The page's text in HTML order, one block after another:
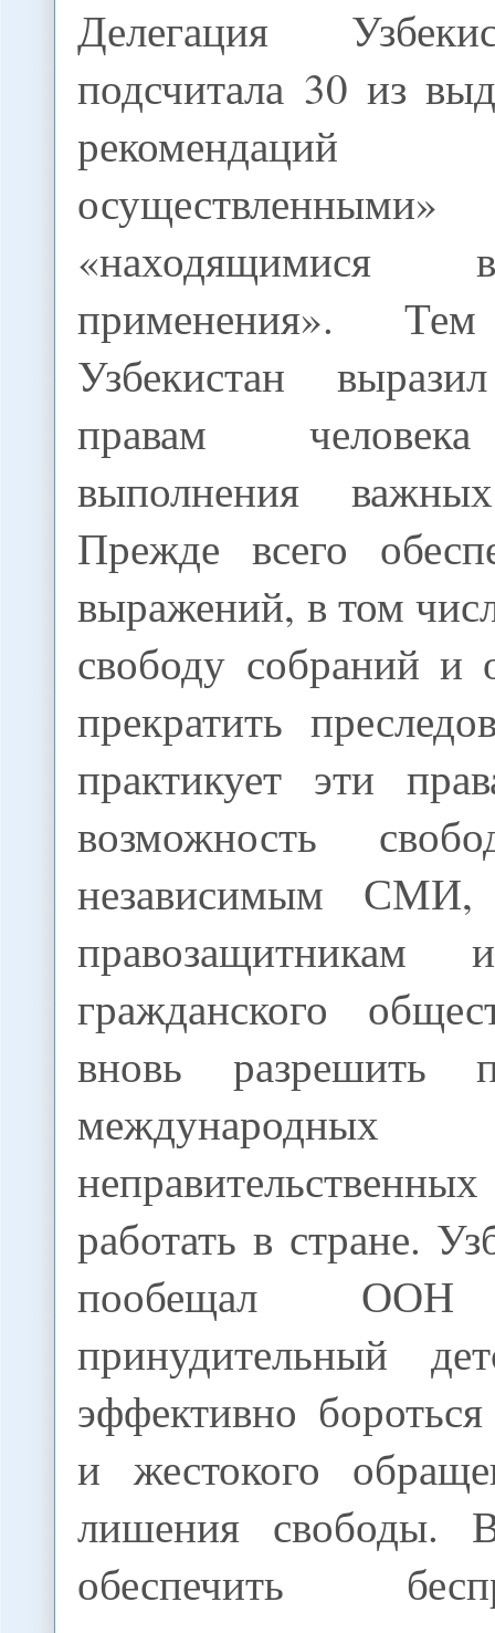
Делегация
подсчитала 30 из
«находящимися
применения».
Узбекистан
правам
выполнения
Прежде всего
выражений, в том
свободу собраний и
прекратить
практикует эти
возможность
независимым СМИ,
правозащитникам
гражданского
вновь разрешить
работать в стране.
пообещал ООН
принудительный
эффективно
и жестокого
лишения свободы.
обеспечить